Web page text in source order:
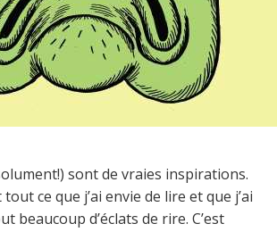
sont de vraies inspirations.
ce que j’ai envie de lire et que j’ai
d’éclats de rire. C’est